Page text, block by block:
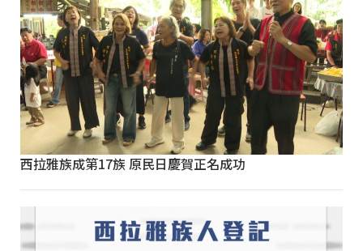
西拉雅族成第17族 原民日慶賀正名成功